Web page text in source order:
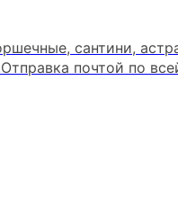
сантини,
почтой по